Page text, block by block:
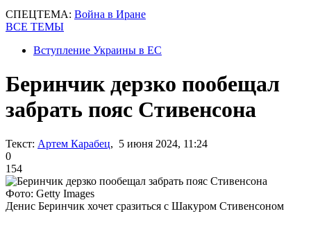
СПЕЦТЕМА: Война в Иране
ВСЕ ТЕМЫ
Вступление Украины в ЕС
Беринчик дерзко пообещал
забрать пояс Стивенсона
Текст: Артем Карабец, 5 июня 2024, 11:24
0
154
Фото: Getty Images
Денис Беринчик хочет сразиться с Шакуром Стивенсоном